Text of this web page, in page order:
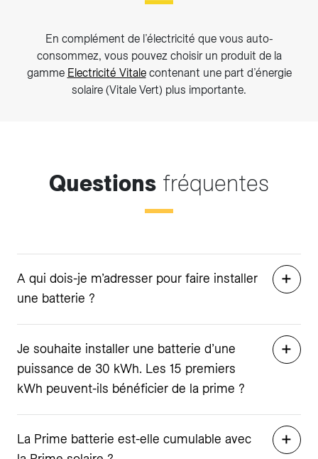
En complément de l’électricité que vous auto-
consommez, vous pouvez choisir un produit de la
gamme Electricité Vitalecontenant une part d’énergie
solaire (Vitale Vert) plus importante.
Questions fréquentes
A qui dois-je m’adresser pour faire installer
une batterie ?
Je souhaite installer une batterie d’une
puissance de 30 kWh. Les 15 premiers
kWh peuvent-ils bénéficier de la prime ?
La Prime batterie est-elle cumulable avec